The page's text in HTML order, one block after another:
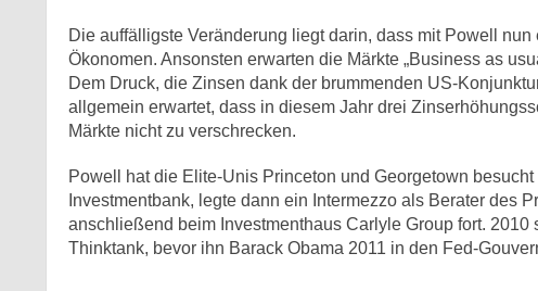
Die auffälligste Veränderung liegt darin, dass mit Powell
Ökonomen. Ansonsten erwarten die Märkte „Business as
Dem Druck, die Zinsen dank der brummenden US-
allgemein erwartet, dass in diesem Jahr drei
Märkte nicht zu verschrecken.
Powell hat die Elite-Unis Princeton und Georgetown
Investmentbank, legte dann ein Intermezzo als Berater des
anschließend beim Investmenthaus Carlyle Group fort.
Thinktank, bevor ihn Barack Obama 2011 in den Fed-